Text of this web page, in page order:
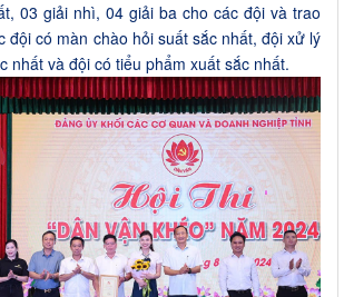
03 giải nhì, 04 giải ba cho các đội và trao
đội có màn chào hỏi suất sắc nhất, đội xử lý
nhất và đội có tiểu phẩm xuất sắc nhất.